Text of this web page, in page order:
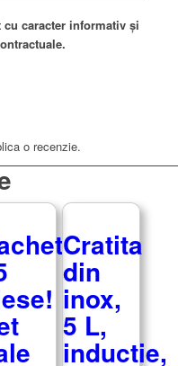
caracter informativ și
o recenzie.
Cratita
din
inox,
5 L,
inductie,